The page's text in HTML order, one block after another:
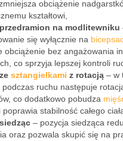
obciążenie
kształtowi,
na modlitewniku
się wyłącznie na
obciążenie bez angażowania
co sprzyja lepszej kontroli
sztangielkami z rotacją – w
podczas ruchu następuje
co dodatkowo pobudza
stabilność całego
– pozycja siedząca
oraz pozwala skupić się na